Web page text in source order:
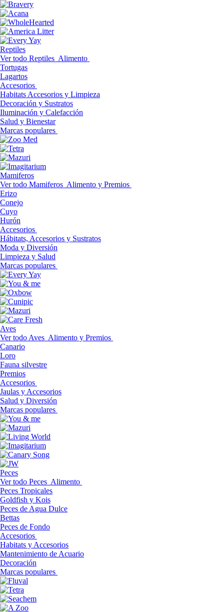
Reptiles
Ver todo Reptiles Alimento
Tortugas
Lagartos
Accesorios
Habitats Accesorios y Limpieza
Decoración y Sustratos
Iluminación y Calefacción
Salud y Bienestar
Marcas populares
Mamiferos
Ver todo Mamiferos Alimento y Premios
Erizo
Conejo
Cuyo
Hurón
Accesorios
Hábitats, Accesorios y Sustratos
Moda y Diversión
Limpieza y Salud
Marcas populares
Aves
Ver todo Aves Alimento y Premios
Canario
Loro
Fauna silvestre
Premios
Accesorios
Jaulas y Accesorios
Salud y Diversión
Marcas populares
Peces
Ver todo Peces Alimento
Peces Tropicales
Goldfish y Kois
Peces de Agua Dulce
Bettas
Peces de Fondo
Accesorios
Habitats y Accesorios
Mantenimiento de Acuario
Decoración
Marcas populares